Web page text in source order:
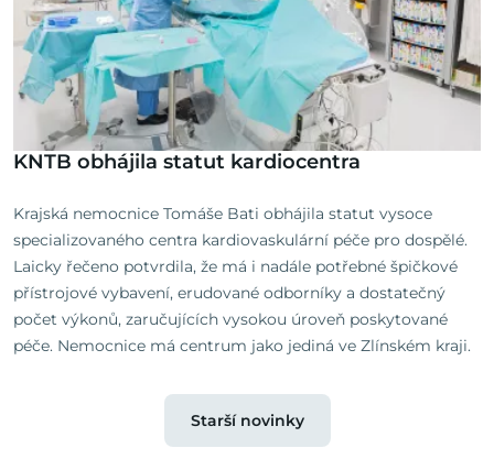
KNTB obhájila statut kardiocentra
Krajská nemocnice Tomáše Bati obhájila statut vysoce
specializovaného centra kardiovaskulární péče pro dospělé.
Laicky řečeno potvrdila, že má i nadále potřebné špičkové
přístrojové vybavení, erudované odborníky a dostatečný
počet výkonů, zaručujících vysokou úroveň poskytované
péče. Nemocnice má centrum jako jediná ve Zlínském kraji.
Starší novinky